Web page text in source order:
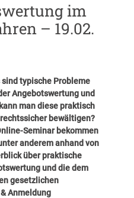
im
– 19.02.
sind typische Probleme
Angebotswertung und
man diese praktisch
bewältigen?
Seminar bekommen
anderem anhand von
über praktische
und die dem
gesetzlichen
Anmeldung